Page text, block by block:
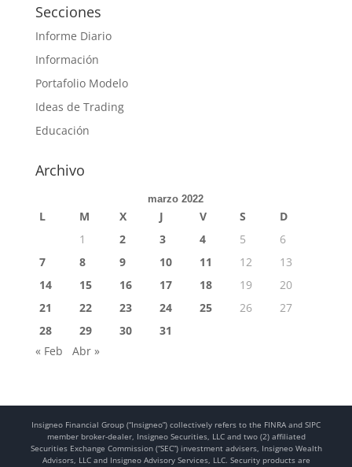
Secciones
Informe Diario
Información
Portafolio Modelo
Ideas de Trading
Educación
Archivo
marzo 2022
L M X J V S
D
1
2 3 4 5
6
7
8 9 10 11 12
13
14
15 16 17 18 19
20
21
22 23 24 25 26
27
28
29 30
31
« Feb
Abr »
Insigneo Financial Group (“Insigneo”) collectively refers to the FINRA and SIPC
member broker-dealer, Insigneo Securities, LLC and two (2) affiliated
Securities Exchange Commission (“SEC”) investment advisers, Insigneo Wealth
Advisors, LLC and Insigneo Advisory Services, LLC. Security products are